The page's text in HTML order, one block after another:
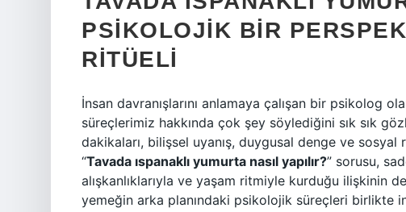
PSIKOLOJIK BIR
RITÜELI
İnsan davranışlarını anlamaya çalışan bir psikolog
süreçlerimiz hakkında çok şey söylediğini sık sık
dakikaları, bilişsel uyanış, duygusal denge ve sosyal
“Tavada ıspanaklı yumurta nasıl yapılır?” sorusu,
alışkanlıklarıyla ve yaşam ritmiyle kurduğu ilişkinin
yemeğin arka planındaki psikolojik süreçleri birlikte